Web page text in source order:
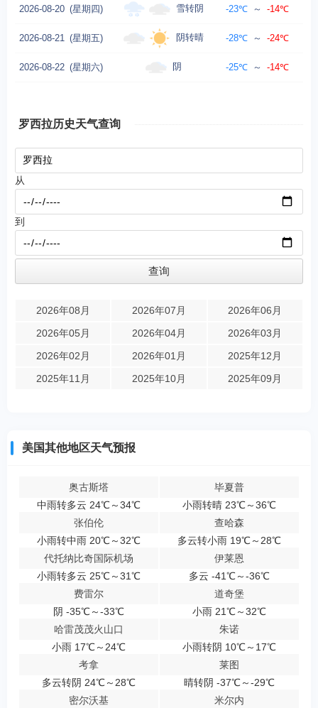
2026-08-20 (星期四) 雪转阴 -23℃ ～ -14℃
2026-08-21 (星期五) 阴转晴 -28℃ ～ -24℃
2026-08-22 (星期六) 阴 -25℃ ～ -14℃
罗西拉历史天气查询
从
到
2026年08月 2026年07月
2026年06月
2026年05月
2026年04月
2026年03月
2026年02月
2026年01月
2025年12月
2025年11月
2025年10月 2025年09月
美国其他地区天气预报
奥古斯塔
中雨转多云 24℃～34℃
毕夏普
小雨转晴 23℃～36℃
张伯伦
小雨转中雨 20℃～32℃
查哈森
多云转小雨 19℃～28℃
代托纳比奇国际机场
小雨转多云 25℃～31℃
伊莱恩
多云 -41℃～-36℃
费雷尔
阴 -35℃～-33℃
道奇堡
小雨 21℃～32℃
哈雷茂茂火山口
小雨 17℃～24℃
朱诺
小雨转阴 10℃～17℃
考拿
多云转阴 24℃～28℃
莱图
晴转阴 -37℃～-29℃
密尔沃基
米尔内